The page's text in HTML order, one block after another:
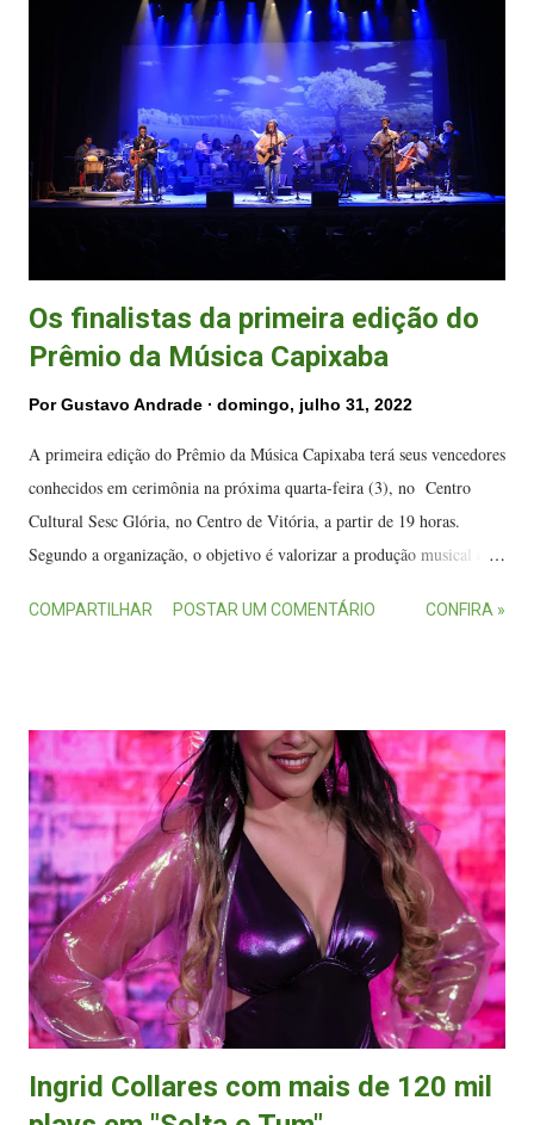
musical e os profissionais da música nascidos ou radicados no Espírito
Santo. A cerimônia vai contar com pocket show do grupo Moxuara .
O evento irá celebrar os profissionais capixabas e as realizações
musicais feitas durante o ano de 2021 e contará com 17 categorias
entre técnicas, destaques individuais e coletivos e para os pro...
Os finalistas da primeira edição do
Prêmio da Música Capixaba
PorGustavo Andrade domingo, julho 31, 2022
A primeira edição do Prêmio da Música Capixaba terá seus vencedores
conhecidos em cerimônia na próxima quarta-feira (3), no Centro
Cultural Sesc Glória, no Centro de Vitória, a partir de 19 horas.
Segundo a organização, o objetivo é valorizar a produção musical e os
cerimônia vai contar com pocket show do grupo Moxuara . Grupo
17 categorias entre técnicas, destaques individuais e coletivos e para os
produtos musicais mais relevantes do último ano, como melhor
álbum/EP, melhor música, melhor videoclipe e melhor show/live. O
co-realizador Daniel Morelo, destaca que o mercado musical capixaba
tem muitas frentes a serem desbravadas e o reconhecimento dos
valores artísticos e técnicos faz parte da reconstrução e organização do
...
COMPARTILHAR POSTAR UM COMENTÁRIO CONFIRA »
Ingrid Collares com mais de 120 mil